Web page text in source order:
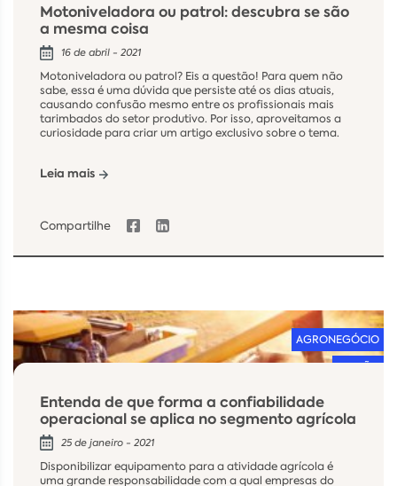
Motoniveladora ou patrol: descubra se são
a mesma coisa
16 de abril - 2021
Motoniveladora ou patrol? Eis a questão! Para quem não
sabe, essa é uma dúvida que persiste até os dias atuais,
causando confusão mesmo entre os profissionais mais
tarimbados do setor produtivo. Por isso, aproveitamos a
curiosidade para criar um artigo exclusivo sobre o tema.
Leia mais
Compartilhe
AGRONEGÓCIO
GESTÃO
Entenda de que forma a confiabilidade
operacional se aplica no segmento agrícola
25 de janeiro - 2021
Disponibilizar equipamento para a atividade agrícola é
uma grande responsabilidade com a qual empresas do